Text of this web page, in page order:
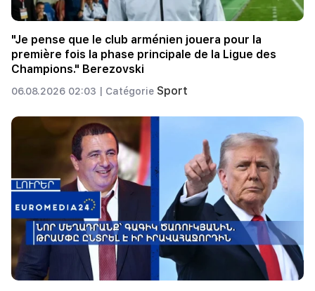
"Je pense que le club arménien jouera pour la
première fois la phase principale de la Ligue des
Champions." Berezovski
06.08.2026 02:03 | Catégorie Sport